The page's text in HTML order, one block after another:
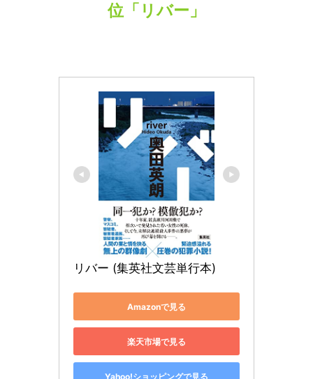
位「リバー」
リバー (集英社文芸単行本)
Amazonで見る
楽天市場で見る
Yahoo!ショッピングで見る